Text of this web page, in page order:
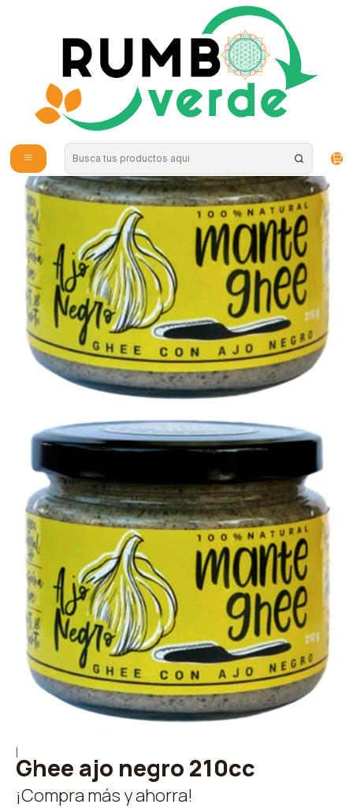
Envío gratis por compras sobre los 59.990 en la provincia de Santiago
Aceites y Mantequillas
Ghee ajo negro 210cc
¡Compra más y ahorra!